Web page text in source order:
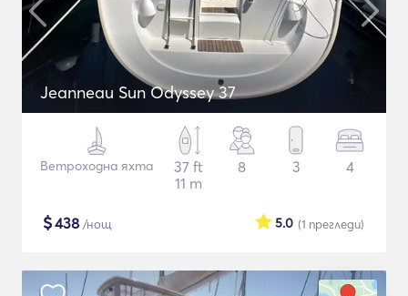
Jeanneau Sun Odyssey 37
Ветроходна яхта
37 ft
11 m
8 3 4
$438 /нощ (1 прегледи)
5.0